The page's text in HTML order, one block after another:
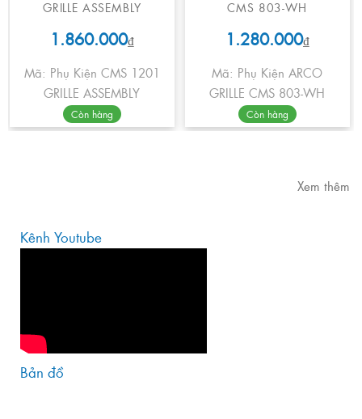
GRILLE ASSEMBLY
1.860.000₫
Mã: Phụ Kiện CMS 1201
GRILLE ASSEMBLY
Còn hàng
CMS 803-WH
1.280.000₫
Mã: Phụ Kiện ARCO
GRILLE CMS 803-WH
Còn hàng
Xem thêm
Kênh Youtube
Bản đồ